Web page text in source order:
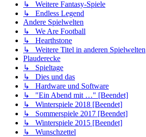
↳ Weitere Fantasy-Spiele
↳ Endless Legend
Andere Spielwelten
↳ We Are Football
↳ Hearthstone
↳ Weitere Titel in anderen Spielwelten
Plauderecke
↳ Spieltage
↳ Dies und das
↳ Hardware und Software
↳ "Ein Abend mit …" [Beendet]
↳ Winterspiele 2018 [Beendet]
↳ Sommerspiele 2017 [Beendet]
↳ Winterspiele 2015 [Beendet]
↳ Wunschzettel